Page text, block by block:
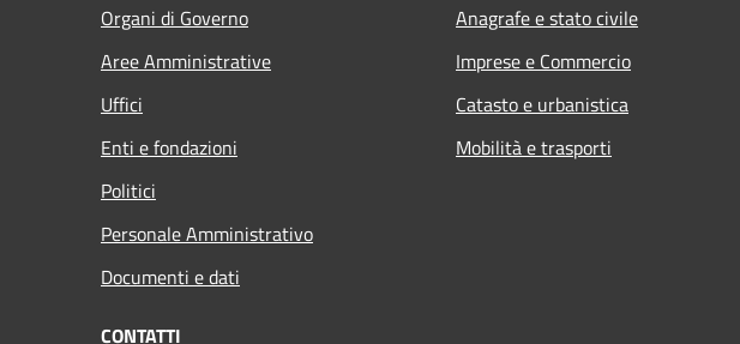
Organi di Governo
Aree Amministrative
Uffici
Enti e fondazioni
Politici
Personale Amministrativo
Documenti e dati
Anagrafe e stato civile
Imprese e Commercio
Catasto e urbanistica
Mobilità e trasporti
CONTATTI